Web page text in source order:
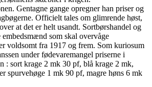
Gentagne gange opregner han priser og
Officielt tales om glimrende høst,
at det er helt usandt. Sortbørshandel og
embedsmænd som skal overvåge
voldsomt fra 1917 og frem. Som kuriosum
under fødevaremangel priserne i
: sort krage 2 mk 30 pf, blå krage 2 mk,
spurvehøge 1 mk 90 pf, magre høns 6 mk